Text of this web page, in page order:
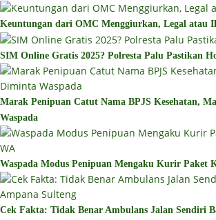
Keuntungan dari OMC Menggiurkan, Legal atau
SIM Online Gratis 2025? Polresta Palu Pastikan
Marak Penipuan Catut Nama BPJS Kesehatan,
Waspada
Waspada Modus Penipuan Mengaku Kurir Paket
Cek Fakta: Tidak Benar Ambulans Jalan Sendiri